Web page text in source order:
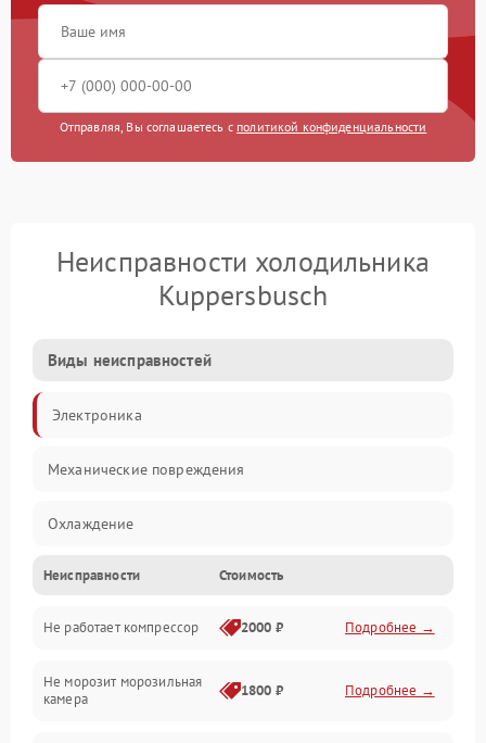
Отправляя, Вы соглашаетесь с политикой конфиденциальности
Неисправности холодильника
Kuppersbusch
Виды неисправностей
Электроника
Механические повреждения
Охлаждение
Механика
Электропитание
Дренаж
Неисправности Стоимость
Не работает компрессор 2000 ₽ Подробнее →
Не морозит морозильная
камера
1800 ₽ Подробнее →